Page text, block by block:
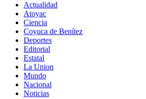
Actualidad
Atoyac
Ciencia
Coyuca de Benítez
Deportes
Editorial
Estatal
La Union
Mundo
Nacional
Noticias